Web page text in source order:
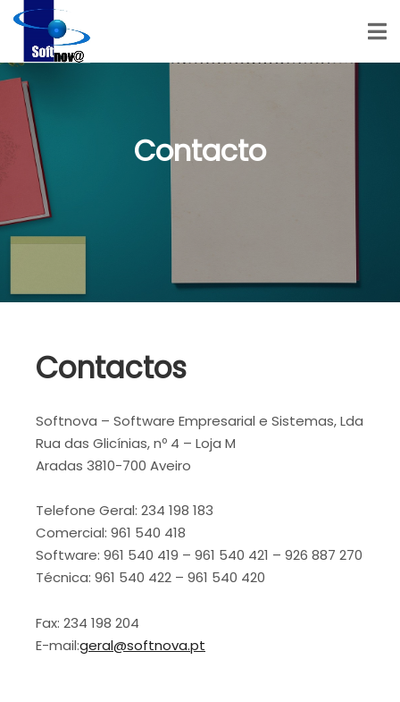
Contacto
Contactos
Softnova – Software Empresarial e Sistemas, Lda
Rua das Glicínias, nº 4 – Loja M
Aradas 3810-700 Aveiro
Telefone Geral: 234 198 183
Comercial: 961 540 418
Software: 961 540 419 – 961 540 421 – 926 887 270
Técnica: 961 540 422 – 961 540 420
Fax: 234 198 204
E-mail:geral@softnova.pt